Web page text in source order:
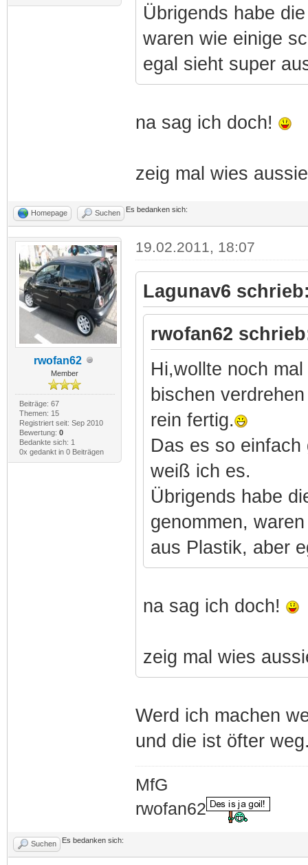
Übrigends habe
waren wie einige
egal sieht super
na sag ich doch!
zeig mal wies
Homepage Suchen Es bedanken sich:
rwofan62
Member
Beiträge: 67
Themen: 15
Registriert seit: Sep 2010
Bewertung: 0
Bedankte sich: 1
0x gedankt in 0 Beiträgen
19.02.2011, 18:07
Lagunav6
rwofan62
Hi,wollte noch
bischen
rein fertig.
Das es so
weiß ich es.
Übrigends habe
genommen,
aus Plastik, aber
na sag ich doch!
zeig mal wies
Werd ich machen
und die ist öfter
MfG
rwofan62
Suchen Es bedanken sich: